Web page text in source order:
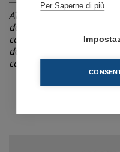
ATTENZIONE: La notizia è
dell'articolo indicata in
contenute possono
delle variazioni non
comunicazioni successive
Per Saperne di più